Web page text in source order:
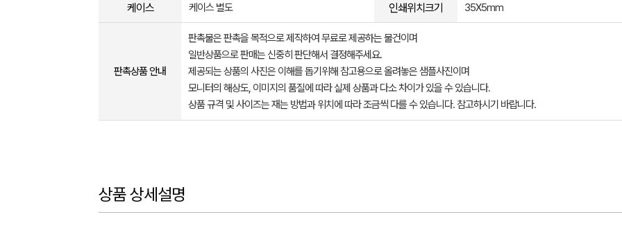
케이스 케이스 별도 인쇄위치크기 35X5mm
판촉상품 안내
판촉물은 판촉을 목적으로 제작하여 무료로 제공하는 물건이며
일반상품으로 판매는 신중히 판단해서 결정해주세요.
제공되는 상품의 사진은 이해를 돕기위해 참고용으로 올려놓은 샘플사진이며
모니터의 해상도, 이미지의 품질에 따라 실제 상품과 다소 차이가 있을 수 있습니다.
상품 규격 및 사이즈는 재는 방법과 위치에 따라 조금씩 다를 수 있습니다. 참고하시기 바랍니다.
상품 상세설명